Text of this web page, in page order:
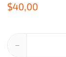
$40,00